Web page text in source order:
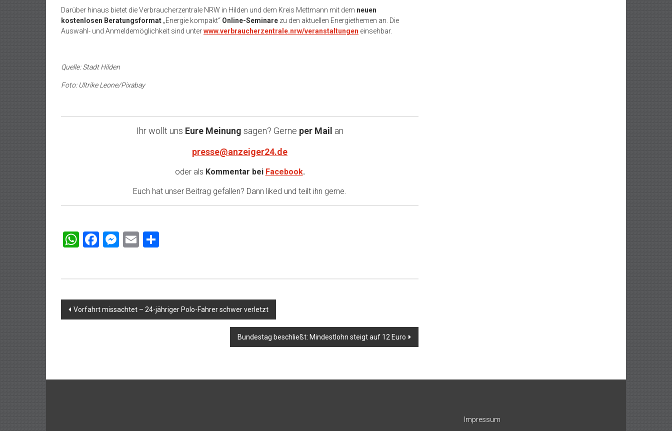
Darüber hinaus bietet die Verbraucherzentrale NRW in Hilden und dem Kreis Mettmann mit dem neuen
kostenlosen Beratungsformat „Energie kompakt“ Online-Seminare zu den aktuellen Energiethemen an. Die
Auswahl- und Anmeldemöglichkeit sind unterwww.verbraucherzentrale.nrw/veranstaltungen einsehbar.
Quelle: Stadt Hilden
Foto: Ultrike Leone/Pixabay
Ihr wollt uns Eure Meinung sagen? Gerne per Mail an
presse@anzeiger24.de
oder als Kommentar bei Facebook.
Euch hat unser Beitrag gefallen? Dann liked und teilt ihn gerne.
WhatsApp
Facebook
Messenger
Email
Beitragsnavigation
Vorfahrt missachtet – 24-jähriger Polo-Fahrer schwer verletzt
Bundestag beschließt: Mindestlohn steigt auf 12 Euro
Impressum